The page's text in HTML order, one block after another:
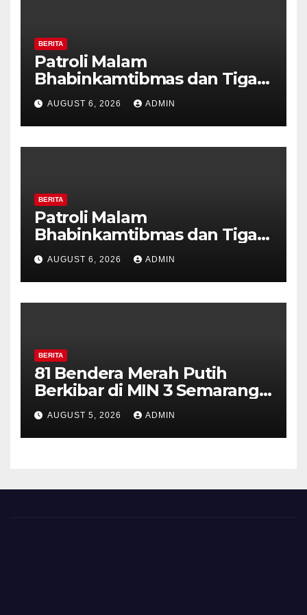
BERITA
Patroli Malam
Bhabinkamtibmas dan Tiga
Pilar Kelurahan Ungaran
Perkuat Kamtibmas, Warga
Diajak Aktifkan Ronda
AUGUST 6, 2026 ADMIN
BERITA
Patroli Malam
Bhabinkamtibmas dan Tiga
Pilar Kelurahan Ungaran
Perkuat Kamtibmas, Warga
Diajak Aktifkan Ronda
AUGUST 6, 2026 ADMIN
BERITA
81 Bendera Merah Putih
Berkibar di MIN 3 Semarang,
Bhabinkamtibmas Desa
Timpik Hadiri Peringatan
HUT ke-81 Kemerdekaan RI
AUGUST 5, 2026 ADMIN